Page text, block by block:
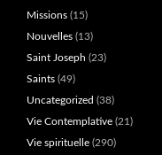
Missions (15)
Nouvelles (13)
Saint Joseph (23)
Saints (49)
Uncategorized (38)
Vie Contemplative (21)
Vie spirituelle (290)